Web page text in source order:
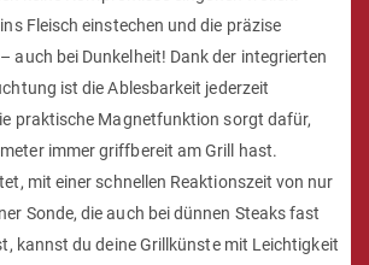
Fleisch einstechen und die präzise
auch bei Dunkelheit! Dank der integrierten
ist die Ablesbarkeit jederzeit
praktische Magnetfunktion sorgt dafür,
immer griffbereit am Grill hast.
mit einer schnellen Reaktionszeit von nur
Sonde, die auch bei dünnen Steaks fast
kannst du deine Grillkünste mit Leichtigkeit